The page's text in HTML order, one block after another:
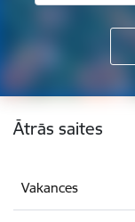
Kājene
Ātrās saites
Vakances